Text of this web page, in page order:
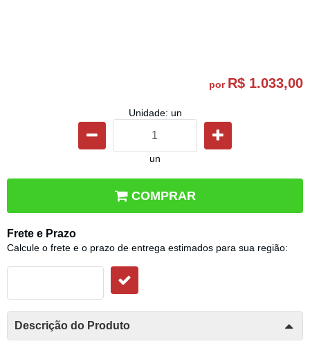
por R$ 1.033,00
Unidade: un
un
COMPRAR
Frete e Prazo
Calcule o frete e o prazo de entrega estimados para sua região:
Descrição do Produto